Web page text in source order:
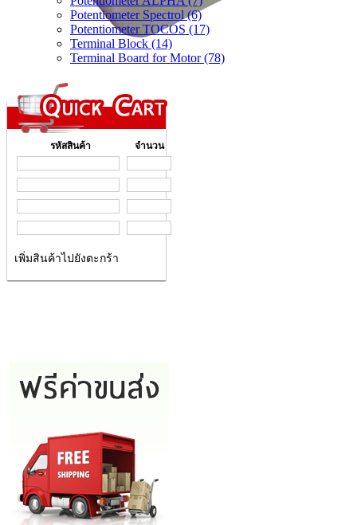
Potentiometer Spectrol (6)
Potentiometer TOCOS (17)
Terminal Block (14)
Terminal Board for Motor (78)
รหัสสินค้า จำนวน
เพิ่มสินค้าไปยังตะกร้า